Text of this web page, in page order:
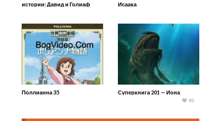
истории: Давид и Голиаф
Исаака
Поллианна 35 Суперкнига 201 — Иона
93